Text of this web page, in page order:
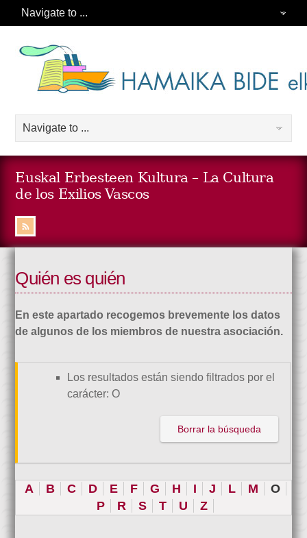
Euskal Erbesteen Kultura – La Cultura
de los Exilios Vascos
Quién es quién
En este apartado recogemos brevemente los datos
de algunos de los miembros de nuestra asociación.
Los resultados están siendo filtrados por el
carácter: O
Borrar la búsqueda
A B C D E F G H I J L M
O
P
R S T U Z